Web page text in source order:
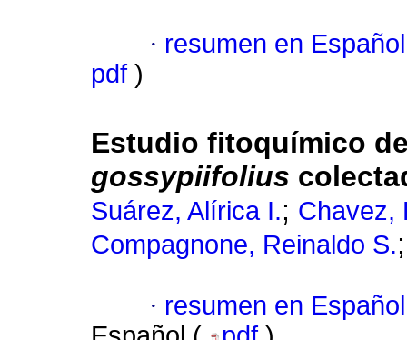
· resumen en Español
pdf )
Estudio fitoquímico
gossypiifolius
Suárez, Alírica I.; Chavez,
Compagnone, Reinaldo S.
· resumen en Español